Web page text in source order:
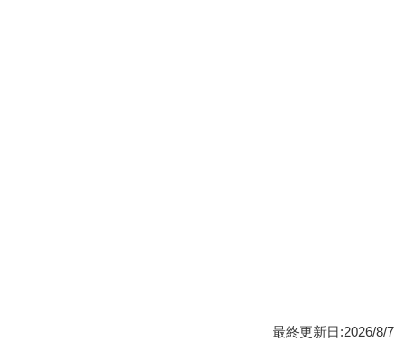
最終更新日:2026/8/7